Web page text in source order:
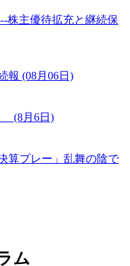
株主優待拡充と継続保
報 (08月06日)
(8月6日)
算プレー」乱舞の陰で
ム